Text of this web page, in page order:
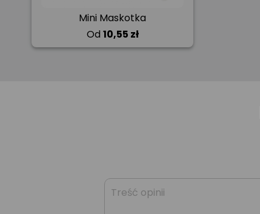
Mini Maskotka
Od 10,55 zł